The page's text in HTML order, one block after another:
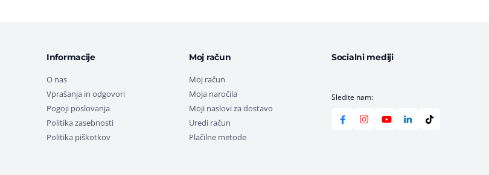
Informacije
O nas
Vprašanja in odgovori
Pogoji poslovanja
Politika zasebnosti
Politika piškotkov
Moj račun
Moj račun
Moja naročila
Moji naslovi za dostavo
Uredi račun
Plačilne metode
Socialni mediji
Sledite nam: